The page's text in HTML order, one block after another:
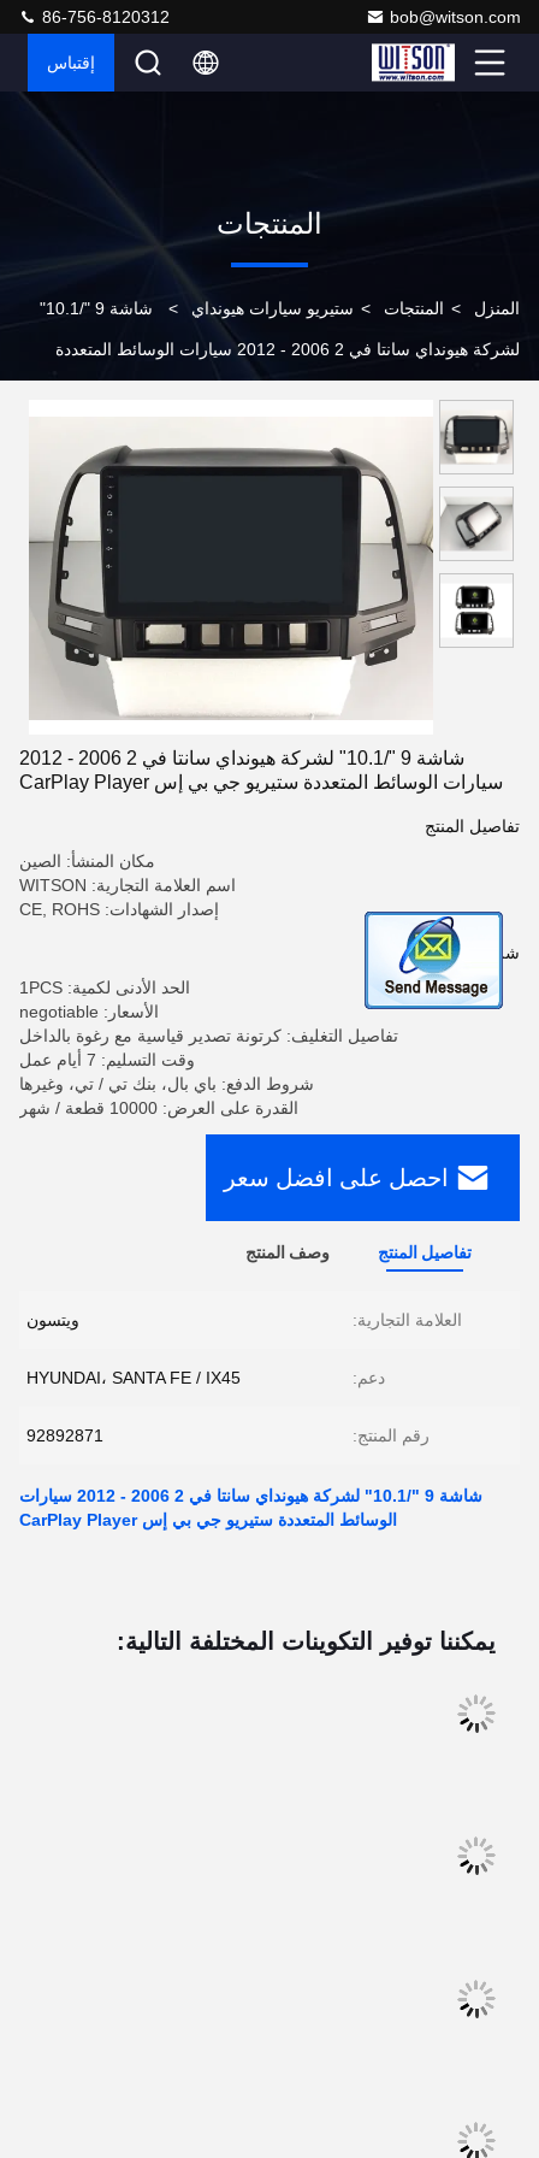
bob@witson.com
86-756-8120312
إقتباس
المنتجات
المنزل > المنتجات > ستيريو سيارات هيونداي > شاشة 9 "/10.1"
لشركة هيونداي سانتا في 2 2006 - 2012 سيارات الوسائط المتعددة
شاشة 9 "/10.1" لشركة هيونداي سانتا في 2 2006 - 2012
سيارات الوسائط المتعددة ستيريو جي بي إس CarPlay Player
تفاصيل المنتج
مكان المنشأ: الصين
اسم العلامة التجارية: WITSON
إصدار الشهادات: CE, ROHS
شروط الدفع والشحن
الحد الأدنى لكمية: 1PCS
الأسعار: negotiable
تفاصيل التغليف: كرتونة تصدير قياسية مع رغوة بالداخل
وقت التسليم: 7 أيام عمل
شروط الدفع: باي بال، بنك تي / تي، وغيرها
القدرة على العرض: 10000 قطعة / شهر
احصل على افضل سعر
تفاصيل المنتج وصف المنتج
العلامة التجارية: ويتسون
دعم: HYUNDAI، SANTA FE / IX45
رقم المنتج: 92892871
شاشة 9 "/10.1" لشركة هيونداي سانتا في 2 2006 - 2012 سيارات
الوسائط المتعددة ستيريو جي بي إس CarPlay Player
يمكننا توفير التكوينات المختلفة التالية: